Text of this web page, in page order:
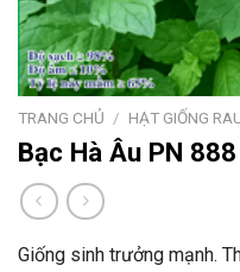
TRANG CHỦ / HẠT GIỐNG
Bạc Hà Âu PN 888
Giống sinh trưởng mạnh.